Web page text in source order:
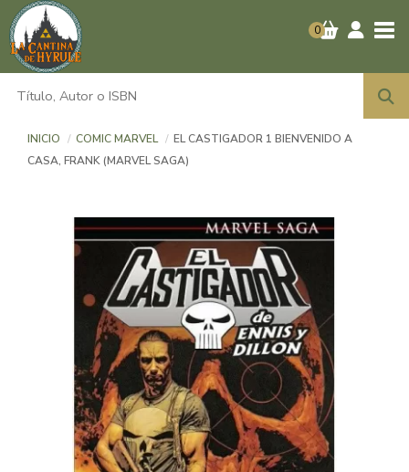
0
INICIO COMIC MARVEL
EL CASTIGADOR 1 BIENVENIDO A
CASA, FRANK (MARVEL SAGA)